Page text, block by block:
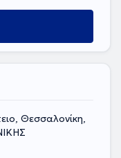
Θεσσαλονίκη,